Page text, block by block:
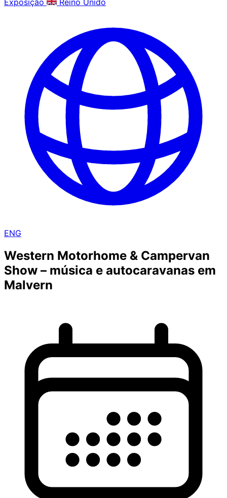
Exposição Reino Unido
ENG
Western Motorhome & Campervan
Show – música e autocaravanas em
Malvern